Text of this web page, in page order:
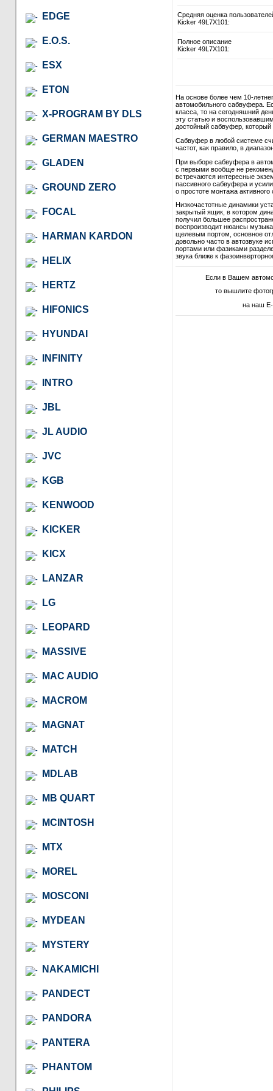
EDGE
E.O.S.
ESX
ETON
X-PROGRAM BY DLS
GERMAN MAESTRO
GLADEN
GROUND ZERO
FOCAL
HARMAN KARDON
HELIX
HERTZ
HIFONICS
HYUNDAI
INFINITY
INTRO
JBL
JL AUDIO
JVC
KGB
KENWOOD
KICKER
KICX
LANZAR
LG
LEOPARD
MASSIVE
MAC AUDIO
MACROM
MAGNAT
MATCH
MDLAB
MB QUART
MCINTOSH
MTX
MOREL
MOSCONI
MYDEAN
MYSTERY
NAKAMICHI
PANDECT
PANDORA
PANTERA
PHANTOM
Средняя оценка
Kicker 49L7X101:
Полное описание
Kicker 49L7X101:
На основе более чем 10-
автомобильного сабвуфера.
класса, то на сегодняшний
эту статью и
достойный сабвуфер, который
Сабвуфер в любой системе
частот, как правило, в
При выборе сабвуфера в
с первыми вообще не
встречаются интересные
пассивного сабвуфера и
о простоте монтажа
Низкочастотные динамики
закрытый ящик, в котором
получил большее
воспроизводит нюансы
щелевым портом, основное
довольно часто в автозвуке
портами или фазиками
звука ближе к
Если в Вашем
то вышлите
на наш